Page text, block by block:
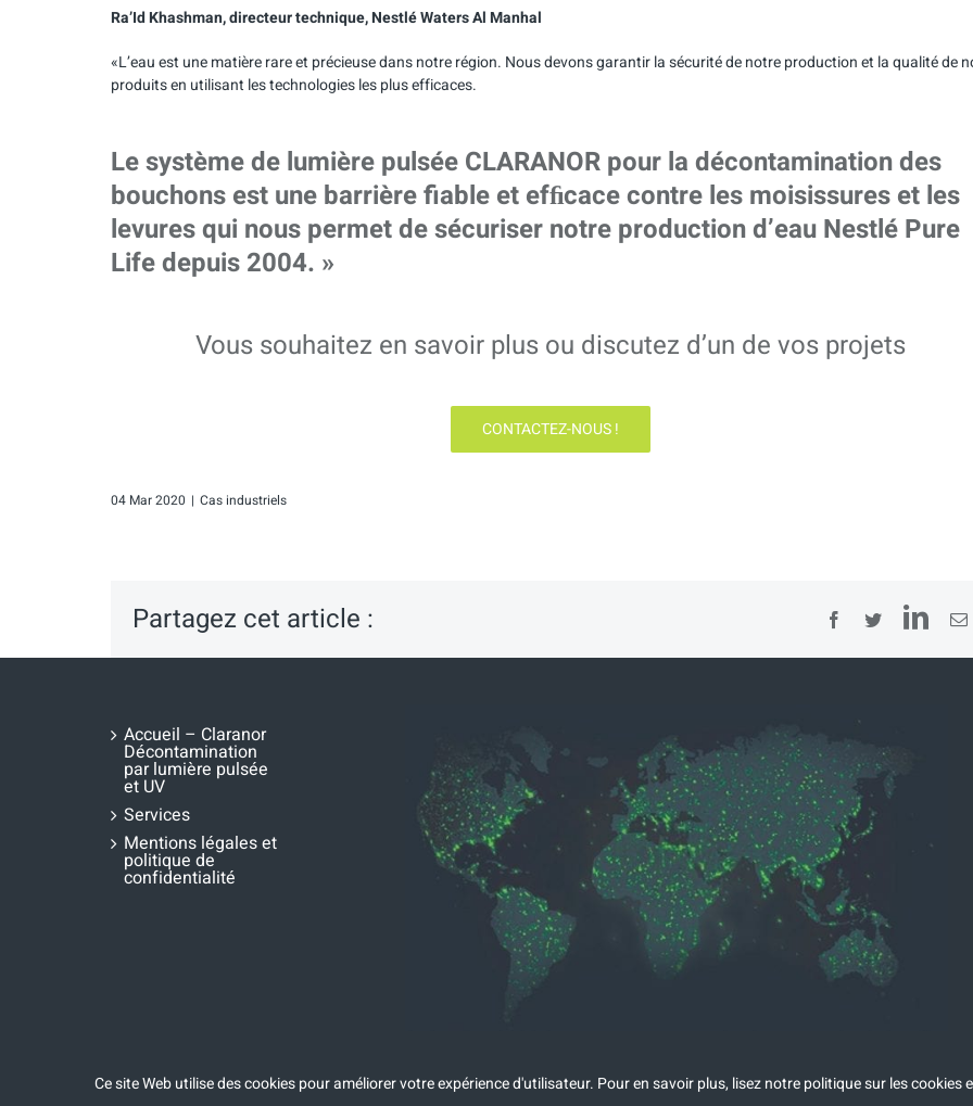
Ra’Id Khashman, directeur technique, Nestlé Waters Al Manhal
«L’eau est une matière rare et précieuse dans notre région. Nous devons garantir la sécurité de notre production et la qualité de
produits en utilisant les technologies les plus efficaces.
Le système de lumière pulsée CLARANOR pour la décontamination des
bouchons est une barrière fiable et efﬁcace contre les moisissures et les
levures qui nous permet de sécuriser notre production d’eau Nestlé Pure
Life depuis 2004. »
Vous souhaitez en savoir plus ou discutez d’un de vos projets
CONTACTEZ-NOUS !
04 Mar 2020 | Cas industriels
Partagez cet article : FacebookTwitter
Accueil – Claranor
Décontamination
par lumière pulsée
et UV
Services
Mentions légales et
politique de
confidentialité
Ce site Web utilise des cookies pour améliorer votre expérience d'utilisateur. Pour en savoir plus, liseznotre politique sur les cookies